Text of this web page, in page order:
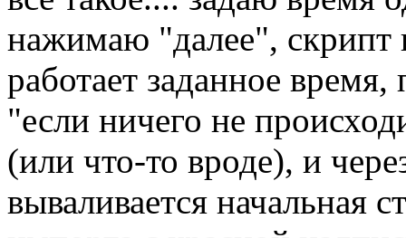
нажимаю "далее", скрипт
работает заданное
"если ничего не
(или что-то вроде), и
вываливается начальная